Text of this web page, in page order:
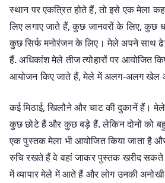
स्थान पर एकत्रित होते हैं, तो इसे एक मेला
लिए लगाए जाते हैं, कुछ जानवरों के लिए, कुछ
कुछ सिर्फ मनोरंजन के लिए। मेले अपने साथ
हैं. अधिकांश मेले तीज त्योहारों पर आयोजित
आयोजन किए जाते हैं, मेले में अलग-अलग खेल
कई मिठाई, खिलौने और चाट की दुकानें हैं। मेले
कुछ छोटे हैं और कुछ बड़े हैं. लेकिन दोनों को
एक पुस्तक मेला भी आयोजित किया जाता है
रुचि रखते हैं वे वहां जाकर पुस्तक खरीद सकते
में व्यापार मेले में आते हैं और लोग उनकी